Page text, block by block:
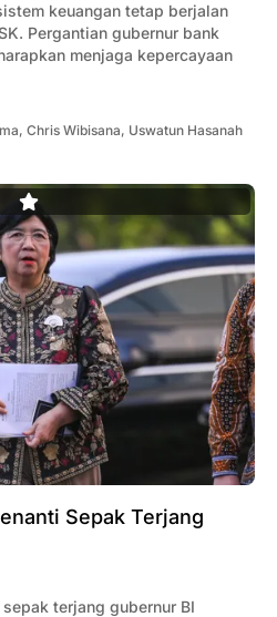
keuangan tetap berjalan
Pergantian gubernur bank
menjaga kepercayaan
, Chris Wibisana, Uswatun Hasanah
Sepak Terjang
terjang gubernur BI